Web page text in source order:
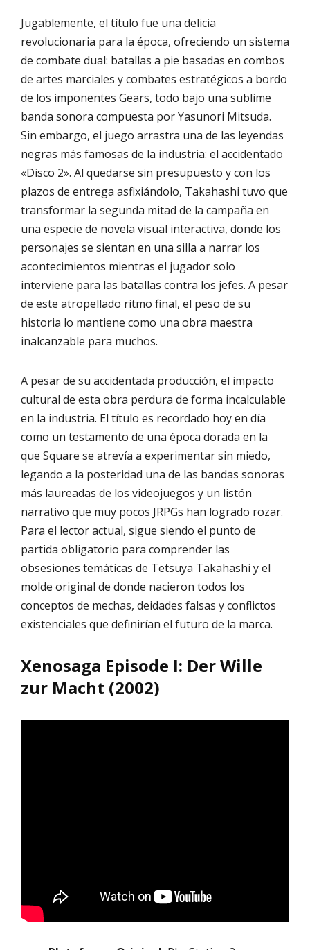
Jugablemente, el título fue una delicia
revolucionaria para la época, ofreciendo un sistema
de combate dual: batallas a pie basadas en combos
de artes marciales y combates estratégicos a bordo
de los imponentes Gears, todo bajo una sublime
banda sonora compuesta por Yasunori Mitsuda.
Sin embargo, el juego arrastra una de las leyendas
negras más famosas de la industria: el accidentado
«Disco 2». Al quedarse sin presupuesto y con los
plazos de entrega asfixiándolo, Takahashi tuvo que
transformar la segunda mitad de la campaña en
una especie de novela visual interactiva, donde los
personajes se sientan en una silla a narrar los
acontecimientos mientras el jugador solo
interviene para las batallas contra los jefes. A pesar
de este atropellado ritmo final, el peso de su
historia lo mantiene como una obra maestra
inalcanzable para muchos.
A pesar de su accidentada producción, el impacto
cultural de esta obra perdura de forma incalculable
en la industria. El título es recordado hoy en día
como un testamento de una época dorada en la
que Square se atrevía a experimentar sin miedo,
legando a la posteridad una de las bandas sonoras
más laureadas de los videojuegos y un listón
narrativo que muy pocos JRPGs han logrado rozar.
Para el lector actual, sigue siendo el punto de
partida obligatorio para comprender las
obsesiones temáticas de Tetsuya Takahashi y el
molde original de donde nacieron todos los
conceptos de mechas, deidades falsas y conflictos
existenciales que definirían el futuro de la marca.
Xenosaga Episode I: Der Wille
zur Macht (2002)